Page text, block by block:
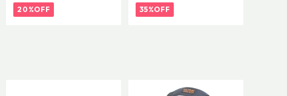
20%OFF 35%OFF